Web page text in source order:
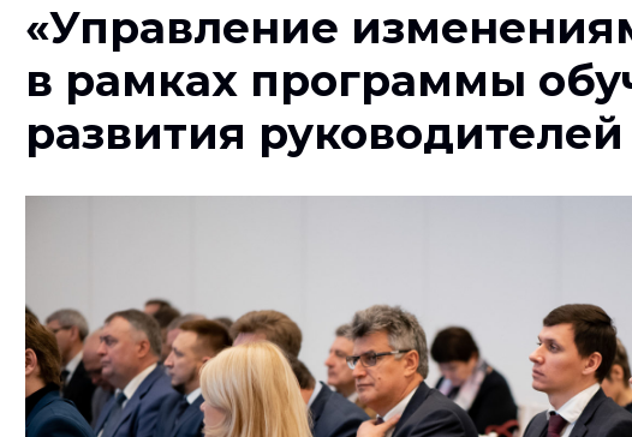
«Управление
в рамках программы
развития руководителей